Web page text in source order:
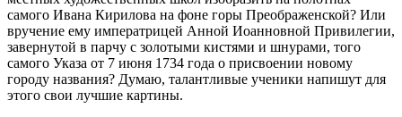
самого Ивана Кирилова на фоне горы Преображенской? Или
вручение ему императрицей Анной Иоанновной Привилегии,
завернутой в парчу с золотыми кистями и шнурами, того
самого Указа от 7 июня 1734 года о присвоении новому
городу названия? Думаю, талантливые ученики напишут для
этого свои лучшие картины.